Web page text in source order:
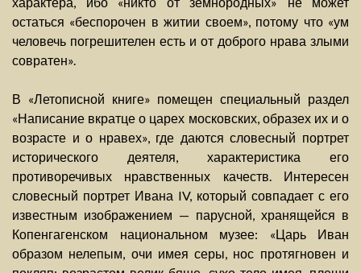
остаться «беспорочен в житии своем», потому что «ум
человечь погрешителен есть и от доброго нрава злыми
совратен».
В «Летописной книге» помещен специальный раздел
«Написание вкратце о царех московских, образех их и о
возрасте и о нравех», где даются словесный портрет
исторического деятеля, характеристика его
противоречивых нравственных качеств. Интересен
словесный портрет Ивана IV, который совпадает с его
известным изображением — парусной, хранящейся в
Копенгагенском национальном музее: «Царь Иван
образом нелепым, очи имея серы, нос протягновен и